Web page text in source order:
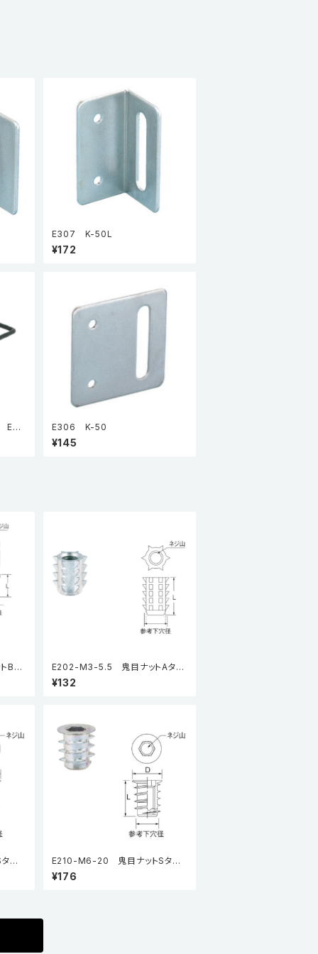
E307 K-50L
¥172
E55
E306 K-50
¥145
Bタ
E202-M3-5.5 鬼目ナットAタイ
プ（5個入り）
¥132
イ
E210-M6-20 鬼目ナットSタイ
プ（5個入り）
¥176